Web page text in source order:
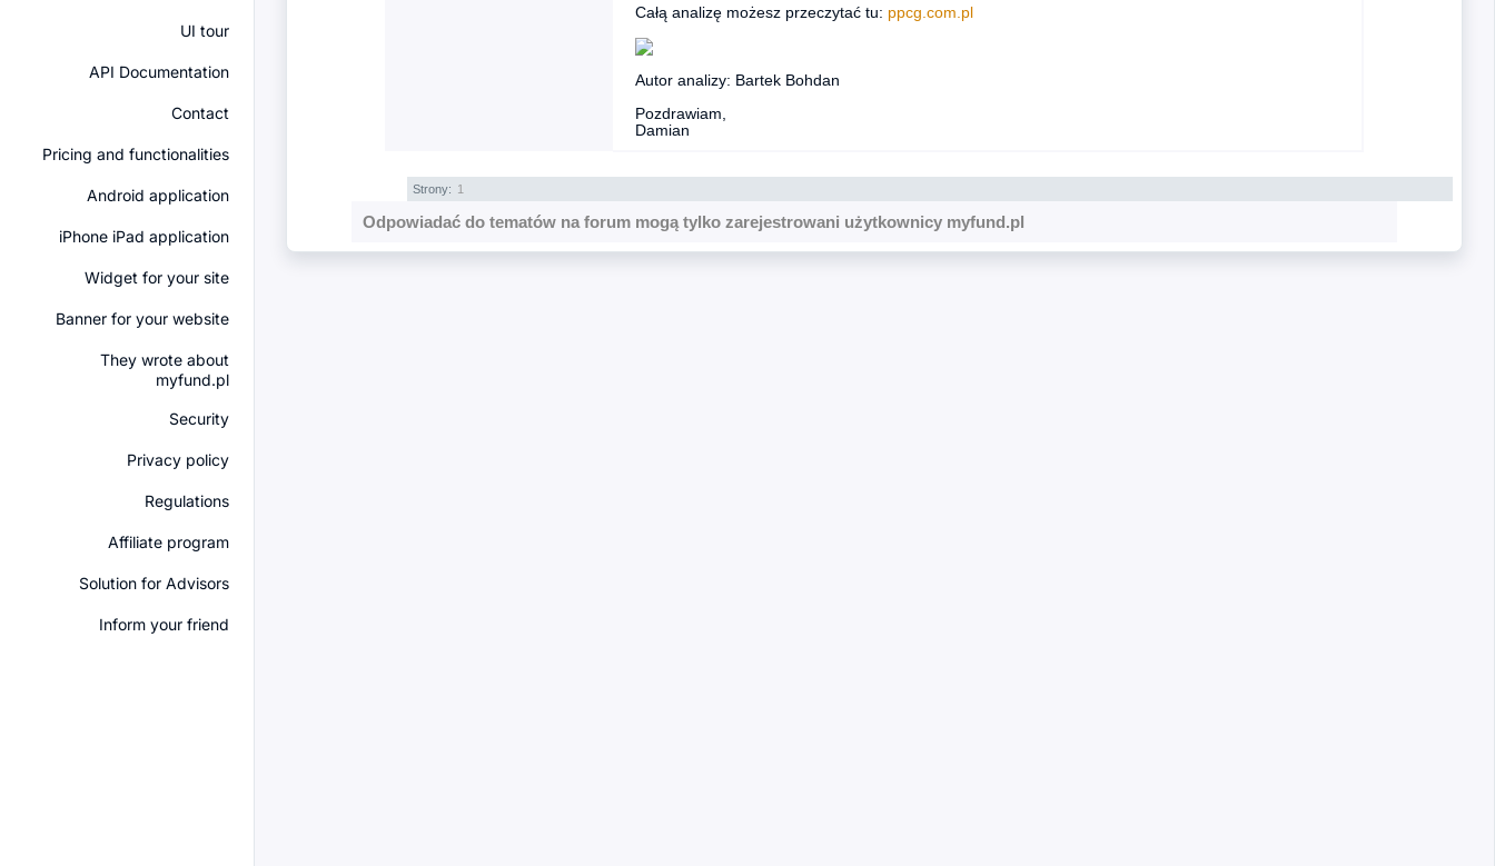
UI tour
API Documentation
Contact
Pricing and functionalities
Android application
iPhone iPad application
Widget for your site
Banner for your website
They wrote about
myfund.pl
Security
Privacy policy
Regulations
Affiliate program
Solution for Advisors
Inform your friend
Całą analizę możesz przeczytać tu: ppcg.com.pl
Autor analizy: Bartek Bohdan
Pozdrawiam,
Damian
Strony: 1
Odpowiadać do tematów na forum mogą tylko zarejestrowani użytkownicy myfund.pl